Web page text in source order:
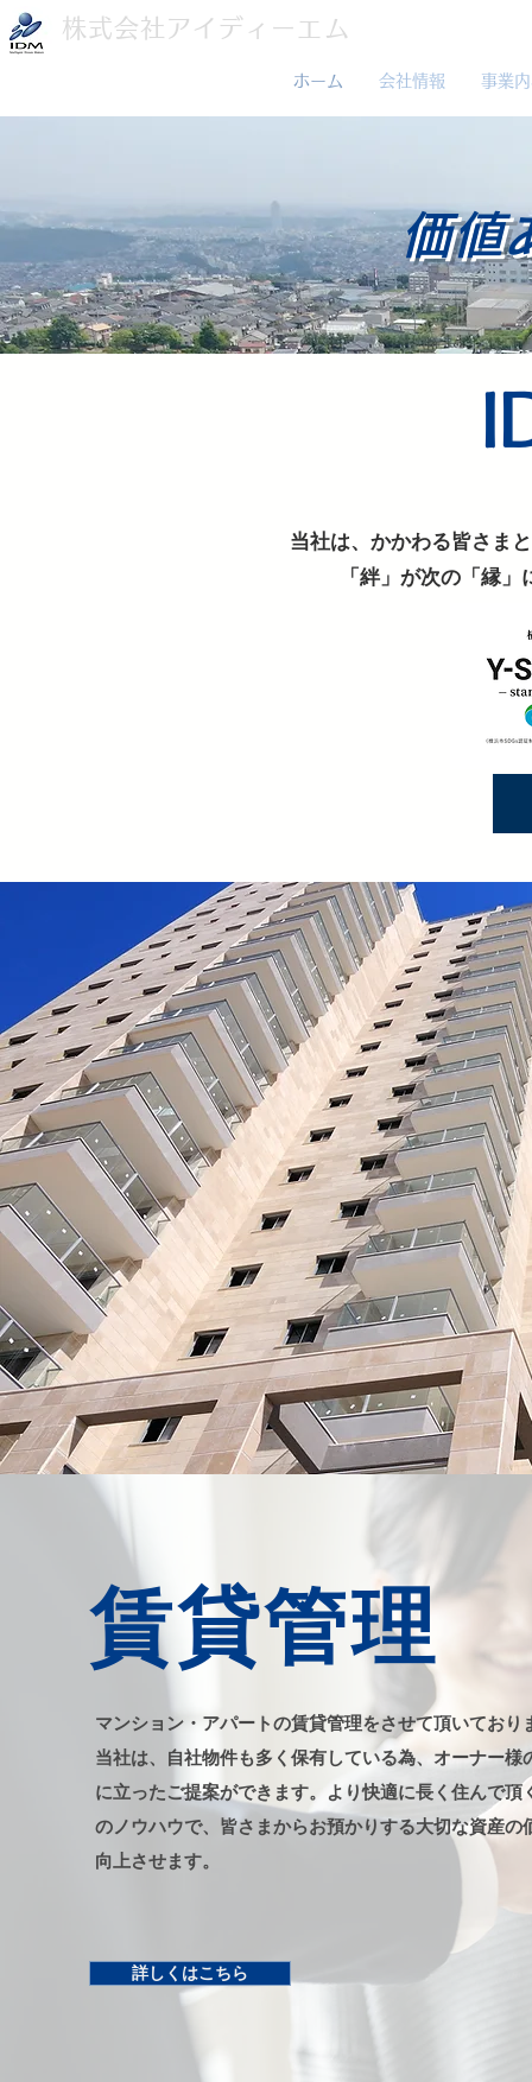
株式会社アイディーエム
ホーム 会社情報 事業
価値
当社は、かかわる皆さま
「絆」が次の「縁
賃貸管理
マンション・アパートの賃貸管理をさせて頂いており
当社は、自社物件も多く保有している為、オーナー様
に立ったご提案ができます。より快適に長く住んで頂
のノウハウで、皆さまからお預かりする大切な資産の
向上させます。
詳しくはこちら